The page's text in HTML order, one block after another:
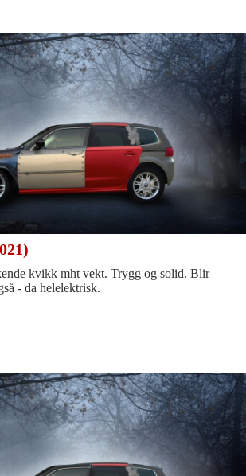
kvikk mht vekt. Trygg og solid. Blir
- da helelektrisk.